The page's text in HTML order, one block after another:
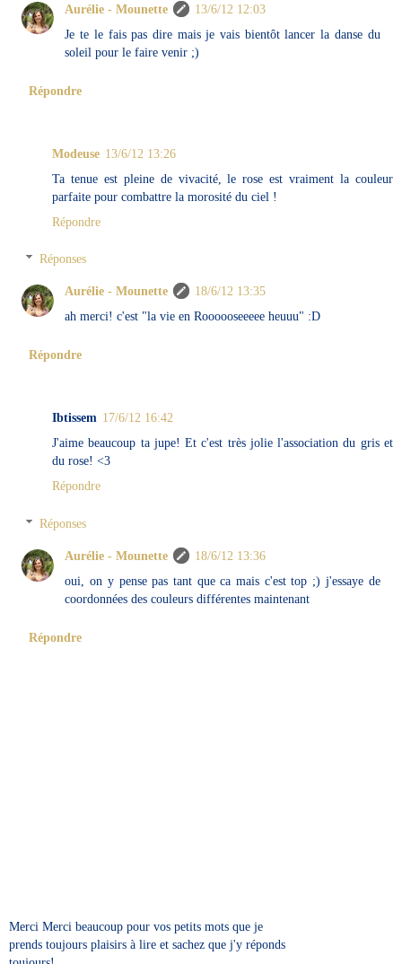
Aurélie - Mounette
13/6/12 12:03
Je te le fais pas dire mais je vais bientôt lancer la danse du
soleil pour le faire venir ;)
Répondre
Modeuse 13/6/12 13:26
Ta tenue est pleine de vivacité, le rose est vraiment la couleur
parfaite pour combattre la morosité du ciel !
Répondre
Réponses
Aurélie - Mounette
18/6/12 13:35
ah merci! c'est "la vie en Roooooseeeee heuuu" :D
Répondre
Ibtissem 17/6/12 16:42
J'aime beaucoup ta jupe! Et c'est très jolie l'association du gris et
du rose! <3
Répondre
Réponses
Aurélie - Mounette
18/6/12 13:36
oui, on y pense pas tant que ca mais c'est top ;) j'essaye de
coordonnées des couleurs différentes maintenant
Répondre
Merci Merci beaucoup pour vos petits mots que je
prends toujours plaisirs à lire et sachez que j'y réponds